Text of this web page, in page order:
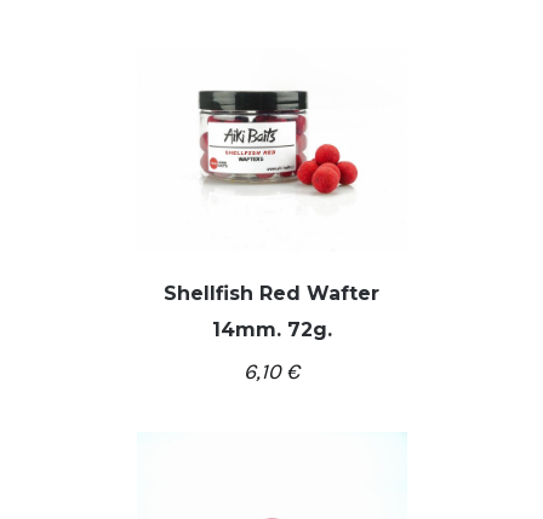
Shellfish Red Wafter
14mm. 72g.
6,10€